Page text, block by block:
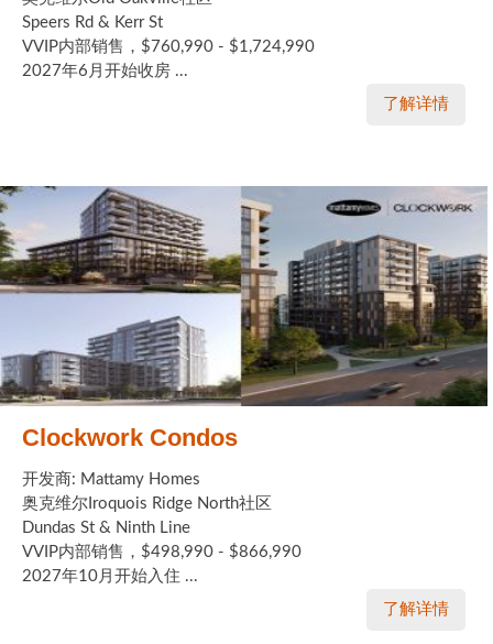
Speers Rd & Kerr St
VVIP内部销售，$760,990 - $1,724,990
2027年6月开始收房 ...
了解详情
Clockwork Condos
开发商: Mattamy Homes
奥克维尔Iroquois Ridge North社区
Dundas St & Ninth Line
VVIP内部销售，$498,990 - $866,990
2027年10月开始入住 ...
了解详情